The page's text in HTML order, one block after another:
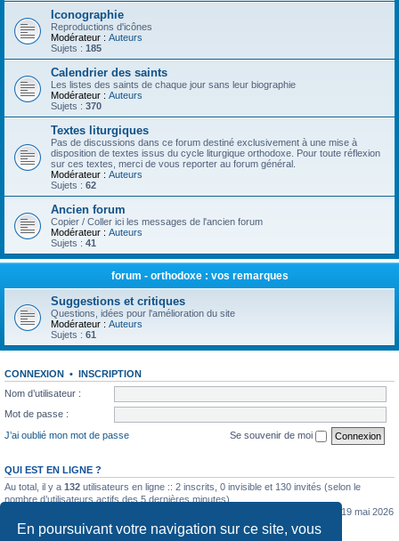
En poursuivant votre navigation sur ce site, vous
Iconographie
Reproductions d'icônes
Modérateur : Auteurs
Sujets : 185
Calendrier des saints
Les listes des saints de chaque jour sans leur biographie
Modérateur : Auteurs
Sujets : 370
Textes liturgiques
Pas de discussions dans ce forum destiné exclusivement à une mise à
disposition de textes issus du cycle liturgique orthodoxe. Pour toute réflexion
sur ces textes, merci de vous reporter au forum général.
Modérateur : Auteurs
Sujets : 62
Ancien forum
Copier / Coller ici les messages de l'ancien forum
Modérateur : Auteurs
Sujets : 41
forum - orthodoxe : vos remarques
Suggestions et critiques
Questions, idées pour l'amélioration du site
Modérateur : Auteurs
Sujets : 61
CONNEXION • INSCRIPTION
Nom d’utilisateur :
Mot de passe :
J’ai oublié mon mot de passe
Se souvenir de moi
QUI EST EN LIGNE ?
Au total, il y a 132 utilisateurs en ligne :: 2 inscrits, 0 invisible et 130 invités (selon le
nombre d’utilisateurs actifs des 5 dernières minutes)
le mar. 19 mai 2026
0:07